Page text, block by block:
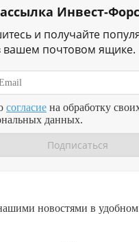
Инвест-
и получайте
вашем почтовом ящике.
согласие на обработку
данных.
новостями в